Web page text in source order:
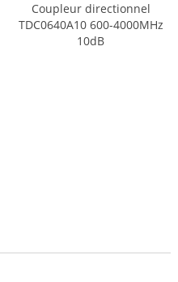
Coupleur directionnel
TDC0640A10 600-4000MHz
10dB